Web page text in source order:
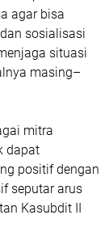
agar bisa
sosialisasi
situasi
masing–
mitra
dapat
positif dengan
seputar arus
Kasubdit II